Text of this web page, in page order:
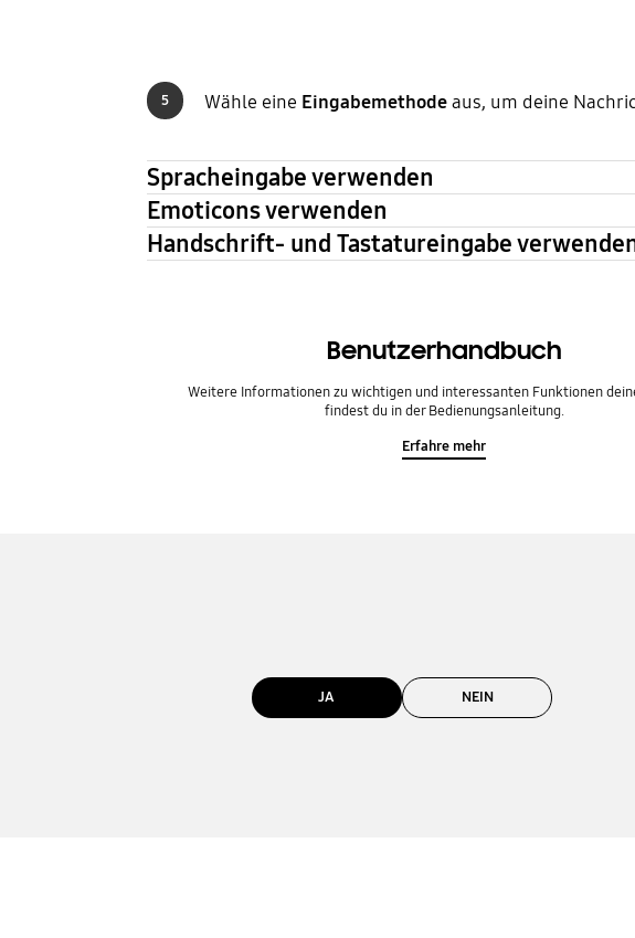
5 Wähle eine Eingabemethodeaus, um deine
Spracheingabe verwenden
Emoticons verwenden
Handschrift- und Tastatureingabe
Benutzerhandbuch
Weitere Informationen zu wichtigen und interessanten Funktionen
findest du in der Bedienungsanleitung.
Erfahre mehr
JA NEIN